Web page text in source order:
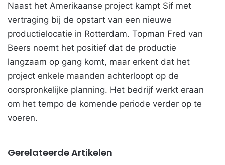
Naast het Amerikaanse project kampt Sif met
vertraging bij de opstart van een nieuwe
productielocatie in Rotterdam. Topman Fred van
Beers noemt het positief dat de productie
langzaam op gang komt, maar erkent dat het
project enkele maanden achterloopt op de
oorspronkelijke planning. Het bedrijf werkt eraan
om het tempo de komende periode verder op te
voeren.
Gerelateerde Artikelen